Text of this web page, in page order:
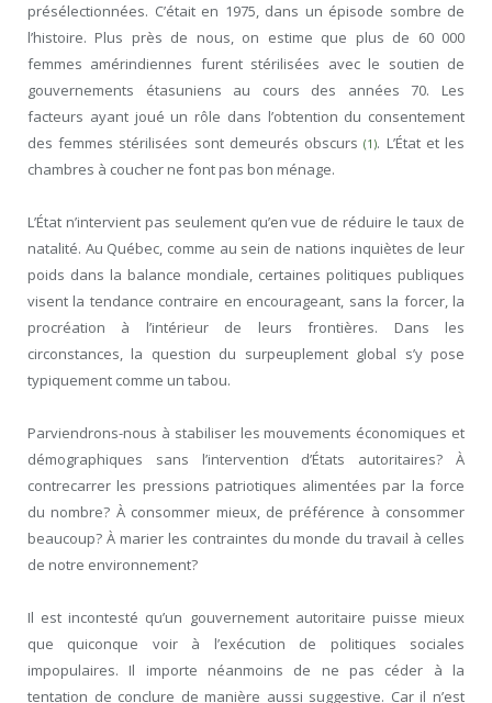
présélectionnées. C’était en 1975, dans un épisode sombre de
l’histoire. Plus près de nous, on estime que plus de 60 000
femmes amérindiennes furent stérilisées avec le soutien de
gouvernements étasuniens au cours des années 70. Les
facteurs ayant joué un rôle dans l’obtention du consentement
des femmes stérilisées sont demeurés obscurs(1). L’État et les
chambres à coucher ne font pas bon ménage.
L’État n’intervient pas seulement qu’en vue de réduire le taux de
natalité. Au Québec, comme au sein de nations inquiètes de leur
poids dans la balance mondiale, certaines politiques publiques
visent la tendance contraire en encourageant, sans la forcer, la
procréation à l’intérieur de leurs frontières. Dans les
circonstances, la question du surpeuplement global s’y pose
typiquement comme un tabou.
Parviendrons-nous à stabiliser les mouvements économiques et
démographiques sans l’intervention d’États autoritaires? À
contrecarrer les pressions patriotiques alimentées par la force
du nombre? À consommer mieux, de préférence à consommer
beaucoup? À marier les contraintes du monde du travail à celles
de notre environnement?
Il est incontesté qu’un gouvernement autoritaire puisse mieux
que quiconque voir à l’exécution de politiques sociales
impopulaires. Il importe néanmoins de ne pas céder à la
tentation de conclure de manière aussi suggestive. Car il n’est